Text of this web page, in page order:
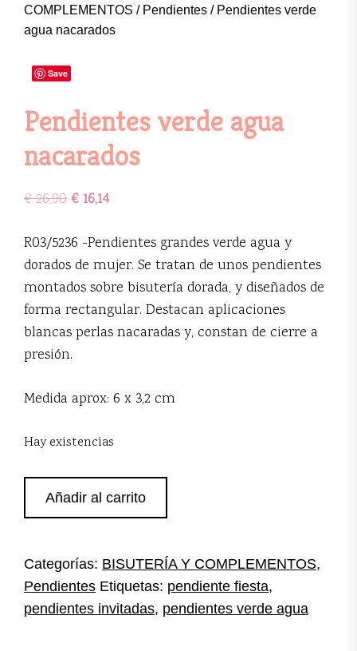
COMPLEMENTOS / Pendientes / Pendientes verde
agua nacarados
Save
Pendientes verde agua
nacarados
€26,90€ 16,14
R03/5236 -Pendientes grandes verde agua y
dorados de mujer. Se tratan de unos pendientes
montados sobre bisutería dorada, y diseñados de
forma rectangular. Destacan aplicaciones
blancas perlas nacaradas y, constan de cierre a
presión.
Medida aprox: 6 x 3,2 cm
Hay existencias
verde
cantidad
Añadir al carrito
Categorías: BISUTERÍA Y COMPLEMENTOS,
Pendientes Etiquetas: pendiente fiesta,
pendientes invitadas, pendientes verde agua